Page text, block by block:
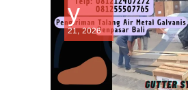
y
21, 2026